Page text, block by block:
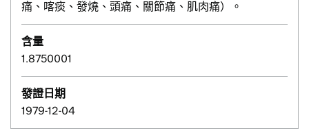
痛、喀痰、發燒、頭痛、關節痛、肌肉痛）。
含量
1.8750001
發證日期
1979-12-04